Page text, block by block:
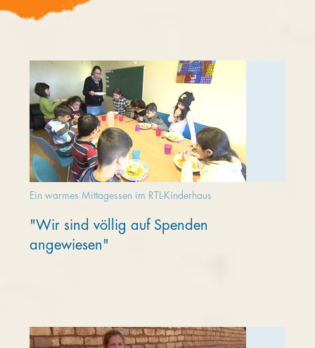
Ein warmes Mittagessen im RTL-Kinderhaus
"Wir sind völlig auf Spenden
angewiesen"